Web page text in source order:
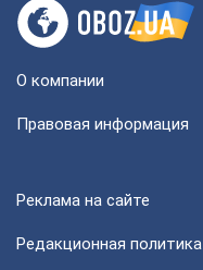
О компании
Правовая информация
Реклама на сайте
Редакционная политика